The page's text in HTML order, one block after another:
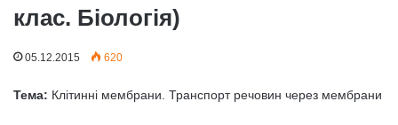
клас. Біологія)
05.12.2015 620
Тема: Клітинні мембрани. Транспорт речовин через мембрани